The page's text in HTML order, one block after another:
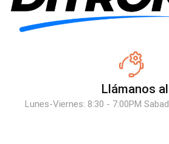
Llámanos
Lunes-Viernes: 8:30 - 7:00PM